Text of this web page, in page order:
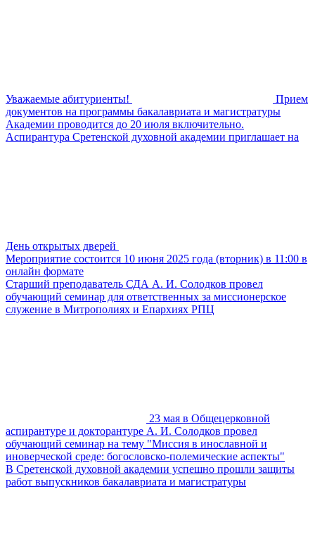
Уважаемые абитуриенты!
Прием
документов на программы бакалавриата и магистратуры
Академии проводится до 20 июля включительно.
Аспирантура Сретенской духовной академии приглашает на
День открытых дверей
Мероприятие состоится 10 июня 2025 года (вторник) в 11:00 в
онлайн формате
Старший преподаватель СДА А. И. Солодков провел
обучающий семинар для ответственных за миссионерское
служение в Митрополиях и Епархиях РПЦ
23 мая в Общецерковной
аспирантуре и докторантуре А. И. Солодков провел
обучающий семинар на тему "Миссия в инославной и
иноверческой среде: богословско-полемические аспекты"
В Сретенской духовной академии успешно прошли защиты
работ выпускников бакалавриата и магистратуры